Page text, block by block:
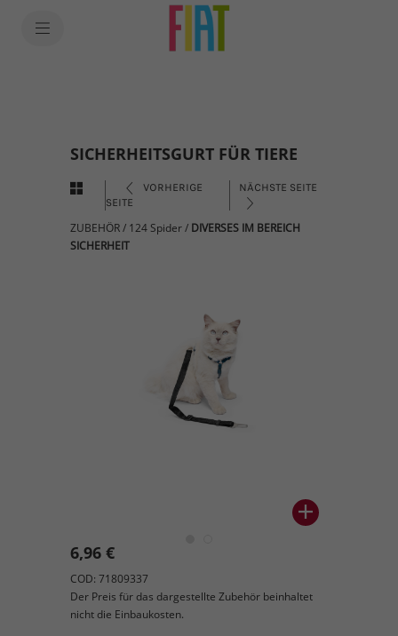
SICHERHEITSGURT FÜR TIERE
VORHERIGE
SEITE
NÄCHSTE SEITE
ZUBEHÖR/ 124 Spider/ DIVERSES IM BEREICH
SICHERHEIT
6,96 €
COD: 71809337
Der Preis für das dargestellte Zubehör beinhaltet
nicht die Einbaukosten.